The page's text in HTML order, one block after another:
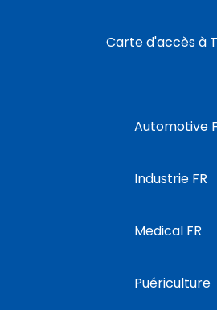
Carte d'accès à
Automotive
Industrie FR
Medical FR
Puériculture